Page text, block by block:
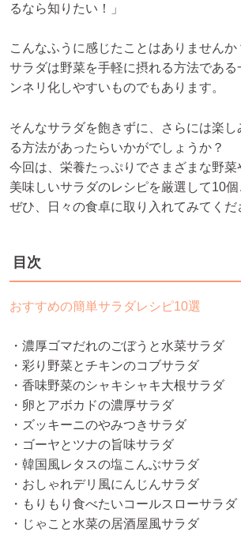
るなら知りたい！」
こんなふうに感じたことはありませんか
サラダは野菜を手軽に摂れる方法である
ンネリ化しやすいものでもあります。
そんなサラダを飽きずに、さらには楽
る方法があったらいかがでしょうか？
今回は、栄養たっぷりでさまざまな野
美味しいサラダのレシピを厳選して10
ぜひ、日々の食卓に取り入れてみてくだ
目次
おすすめの簡単サラダレシピ10選
・濃厚ゴマだれのごぼうと水菜サラダ
・彩り野菜とチキンのコブサラダ
・香味野菜のシャキシャキ大根サラダ
・卵とアボカドの濃厚サラダ
・ズッキーニのやみつきサラダ
・ゴーヤとツナの旨味サラダ
・韓国風レタスの塩こんぶサラダ
・おしゃれデリ風にんじんサラダ
・もりもり食べたいコールスローサラダ
・じゃこと水菜の居酒屋風サラダ